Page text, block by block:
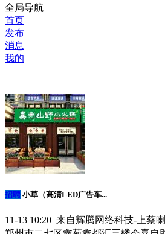
全局导航
首页
发布
消息
我的
招聘 小草（高清LED广告车...
11-13 10:20 来自辉腾网络科技-上蔡